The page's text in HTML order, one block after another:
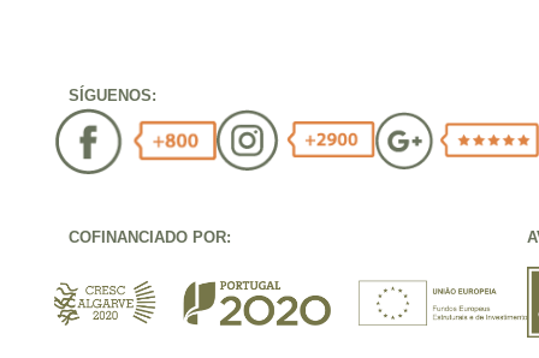
SÍGUENOS:
COFINANCIADO POR: